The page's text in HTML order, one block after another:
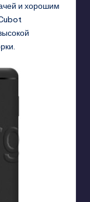
и хорошим